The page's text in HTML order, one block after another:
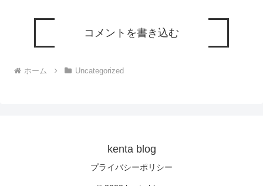
コメントを書き込む
ホーム Uncategorized
kenta blog
プライバシーポリシー